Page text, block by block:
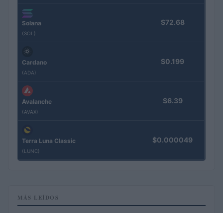
Solana
(SOL)
$72.68
Cardano
(ADA)
$0.199
Avalanche
(AVAX)
$6.39
Terra Luna Classic
(LUNC)
$0.000049
MÁS LEÍDOS